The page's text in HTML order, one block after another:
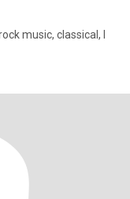
music, classical, I